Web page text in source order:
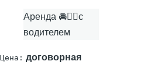
Аренда 🚘👨‍✈с
водителем
Цена: договорная